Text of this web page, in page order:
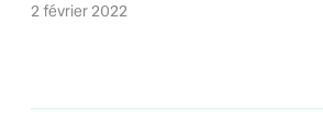
2 février 2022